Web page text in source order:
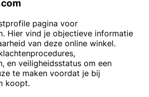
pagina voor
Hier vind je objectieve informatie
van deze online winkel.
en veiligheidsstatus om een
te maken voordat je bij
koopt.